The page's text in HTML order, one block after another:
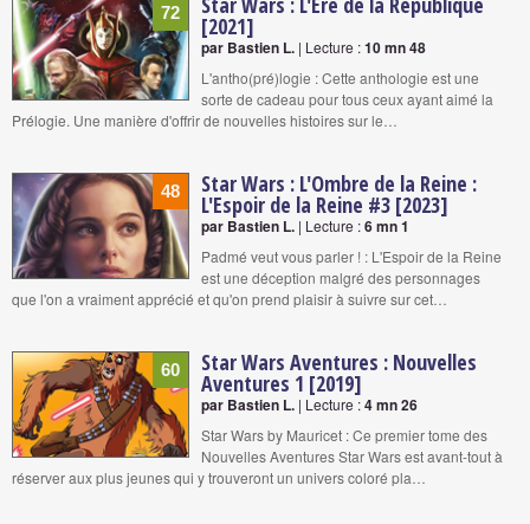
72 [2021]
par Bastien L. | Lecture :10 mn 48
L'antho(pré)logie : Cette anthologie est une
sorte de cadeau pour tous ceux ayant aimé la
Prélogie. Une manière d'offrir de nouvelles histoires sur le…
48 Star Wars : L'Ombre de la Reine :
L'Espoir de la Reine #3 [2023]
par Bastien L. | Lecture :6 mn 1
Padmé veut vous parler ! : L'Espoir de la Reine
est une déception malgré des personnages
que l'on a vraiment apprécié et qu'on prend plaisir à suivre sur cet…
60 Star Wars Aventures : Nouvelles
Aventures 1 [2019]
par Bastien L. | Lecture :4 mn 26
Star Wars by Mauricet : Ce premier tome des
Nouvelles Aventures Star Wars est avant-tout à
réserver aux plus jeunes qui y trouveront un univers coloré pla…